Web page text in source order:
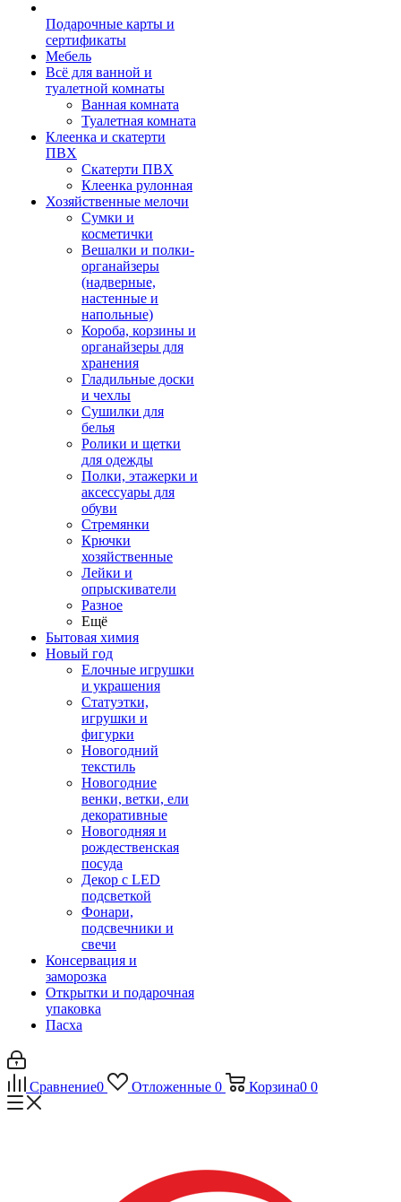
Подарочные карты и
сертификаты
Мебель
Всё для ванной и
туалетной комнаты
Ванная комната
Туалетная комната
Клеенка и скатерти
ПВХ
Скатерти ПВХ
Клеенка рулонная
Хозяйственные мелочи
Сумки и
косметички
Вешалки и полки-
органайзеры
(надверные,
настенные и
напольные)
Короба, корзины и
органайзеры для
хранения
Гладильные доски
и чехлы
Сушилки для
белья
Ролики и щетки
для одежды
Полки, этажерки и
аксессуары для
обуви
Стремянки
Крючки
хозяйственные
Лейки и
опрыскиватели
Разное
Ещё
Бытовая химия
Новый год
Елочные игрушки
и украшения
Статуэтки,
игрушки и
фигурки
Новогодний
текстиль
Новогодние
венки, ветки, ели
декоративные
Новогодняя и
рождественская
посуда
Декор с LED
подсветкой
Фонари,
подсвечники и
свечи
Консервация и
заморозка
Открытки и подарочная
упаковка
Пасха
Сравнение0 Отложенные 0 Корзина0 0